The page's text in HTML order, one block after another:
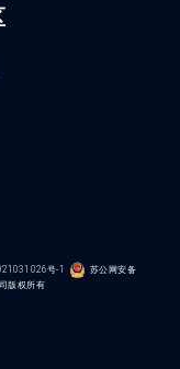
号-1 苏公网安备
版权所有